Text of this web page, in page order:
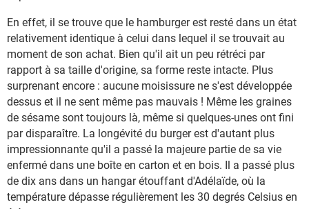
En effet, il se trouve que le hamburger est resté dans un état
relativement identique à celui dans lequel il se trouvait au
moment de son achat. Bien qu'il ait un peu rétréci par
rapport à sa taille d'origine, sa forme reste intacte. Plus
surprenant encore : aucune moisissure ne s'est développée
dessus et il ne sent même pas mauvais ! Même les graines
de sésame sont toujours là, même si quelques-unes ont fini
par disparaître. La longévité du burger est d'autant plus
impressionnante qu'il a passé la majeure partie de sa vie
enfermé dans une boîte en carton et en bois. Il a passé plus
de dix ans dans un hangar étouffant d'Adélaïde, où la
température dépasse régulièrement les 30 degrés Celsius en